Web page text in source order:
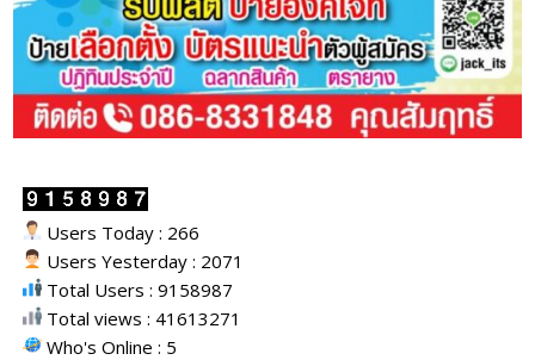
Users Today : 266
Users Yesterday : 2071
Total Users : 9158987
Total views : 41613271
Who's Online : 5